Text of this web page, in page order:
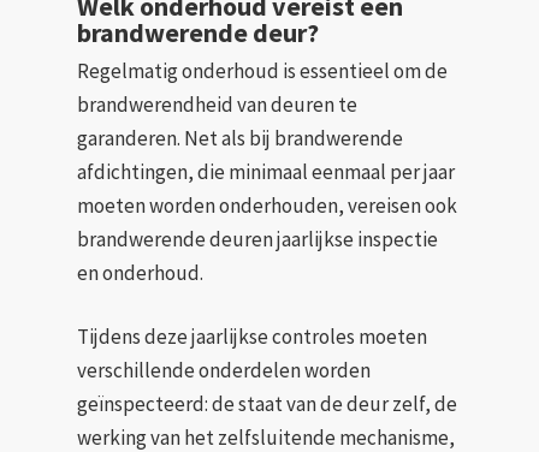
brandwerende deur?
Regelmatig onderhoud is essentieel om de
brandwerendheid van deuren te
garanderen. Net als bij brandwerende
afdichtingen, die minimaal eenmaal per jaar
moeten worden onderhouden, vereisen ook
brandwerende deuren jaarlijkse inspectie
en onderhoud.
Tijdens deze jaarlijkse controles moeten
verschillende onderdelen worden
geïnspecteerd: de staat van de deur zelf, de
werking van het zelfsluitende mechanisme,